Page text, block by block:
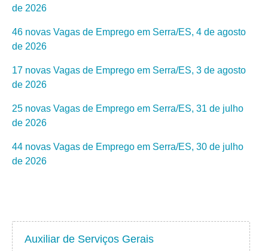
de 2026
46 novas Vagas de Emprego em Serra/ES, 4 de agosto
de 2026
17 novas Vagas de Emprego em Serra/ES, 3 de agosto
de 2026
25 novas Vagas de Emprego em Serra/ES, 31 de julho
de 2026
44 novas Vagas de Emprego em Serra/ES, 30 de julho
de 2026
Auxiliar de Serviços Gerais